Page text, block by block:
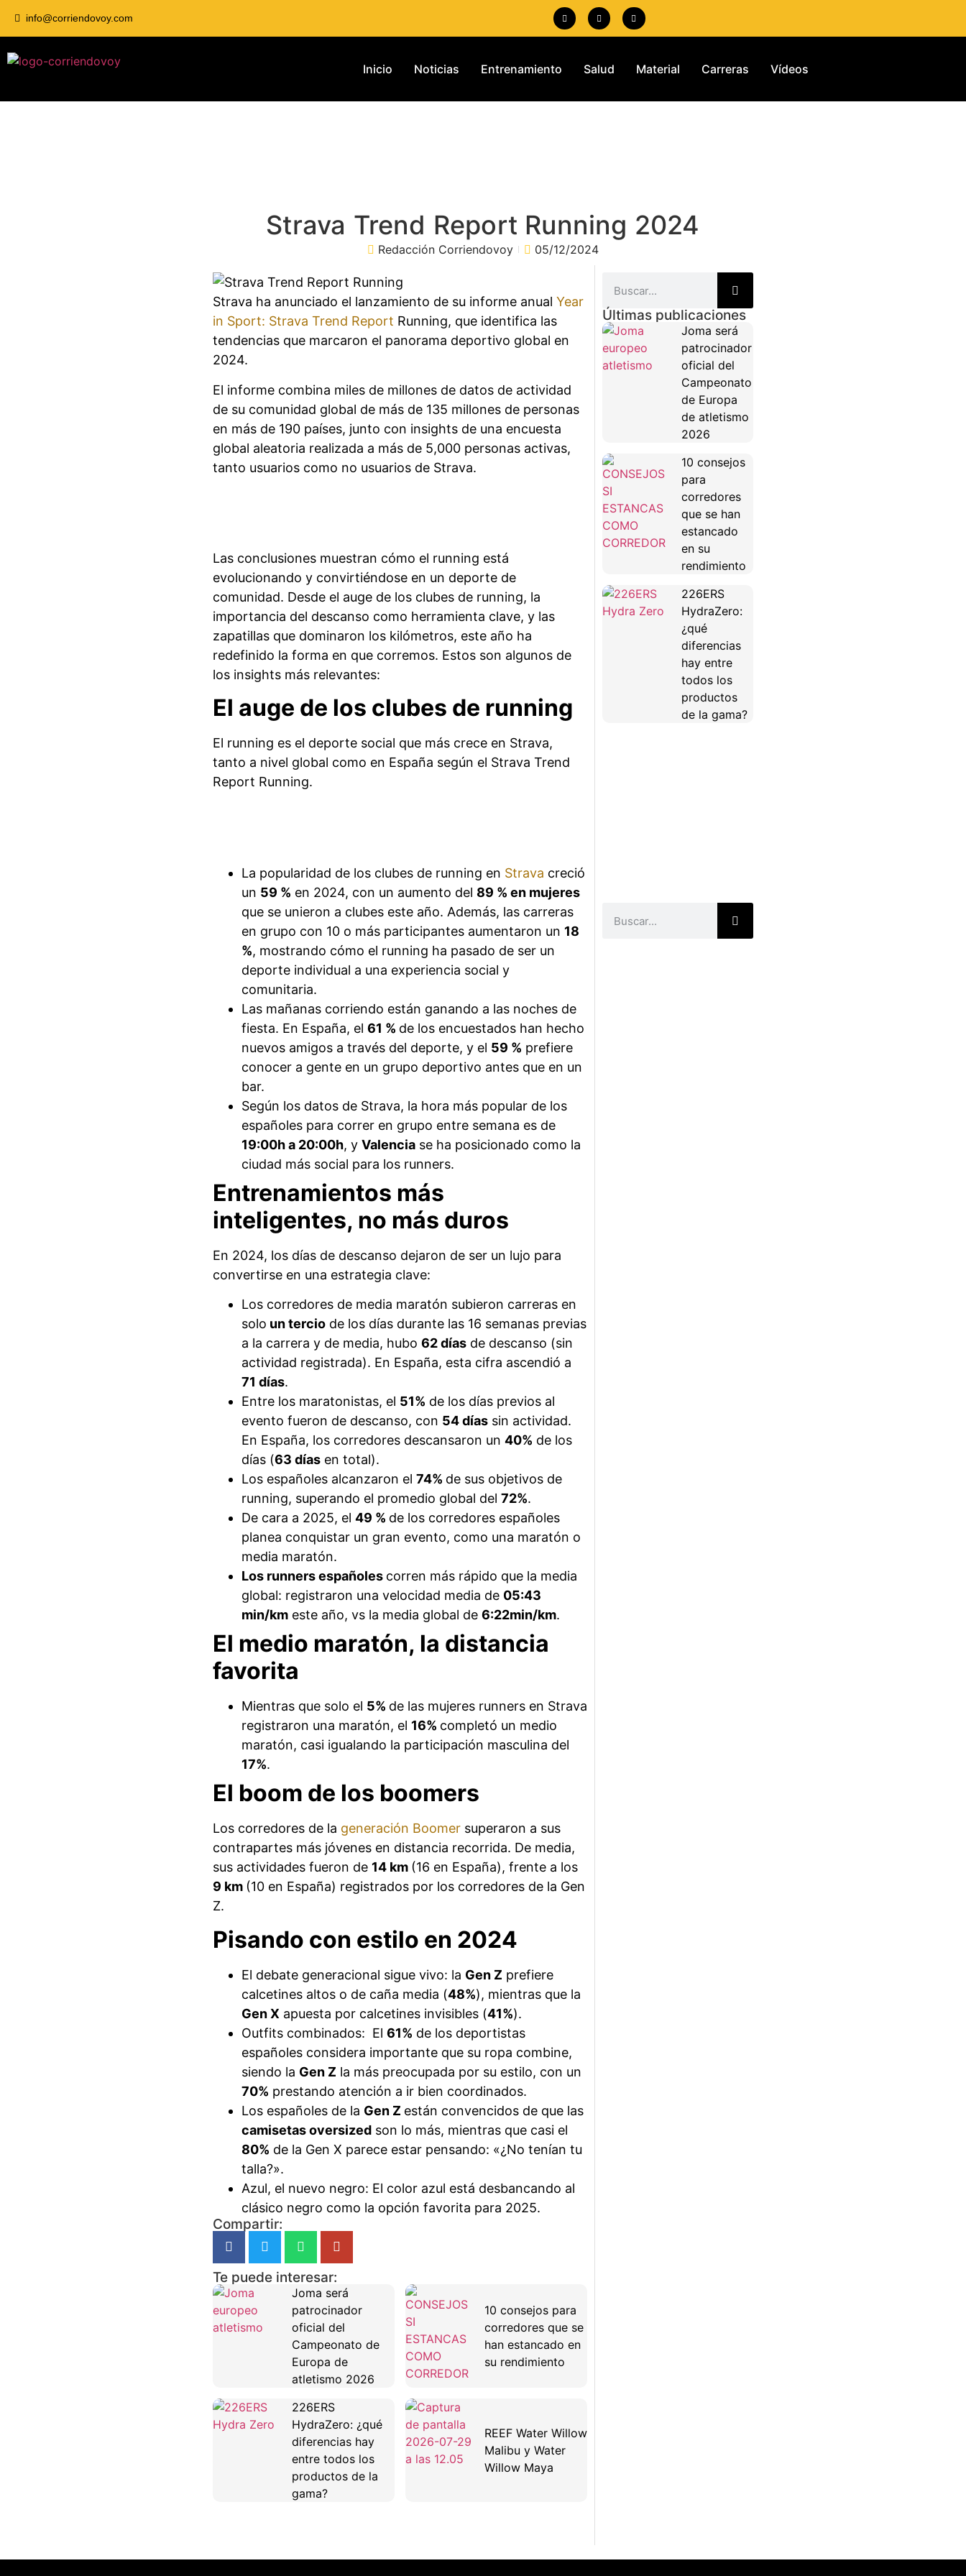
info@corriendovoy.com
Inicio Noticias Entrenamiento Salud Material Carreras Vídeos
Strava Trend Report Running 2024
Redacción Corriendovoy 05/12/2024
Strava ha anunciado el lanzamiento de su informe anual Year
in Sport: Strava Trend Report Running, que identifica las
tendencias que marcaron el panorama deportivo global en
2024.
El informe combina miles de millones de datos de actividad
de su comunidad global de más de 135 millones de personas
en más de 190 países, junto con insights de una encuesta
global aleatoria realizada a más de 5,000 personas activas,
tanto usuarios como no usuarios de Strava.
Las conclusiones muestran cómo el running está
evolucionando y convirtiéndose en un deporte de
comunidad. Desde el auge de los clubes de running, la
importancia del descanso como herramienta clave, y las
zapatillas que dominaron los kilómetros, este año ha
redefinido la forma en que corremos. Estos son algunos de
los insights más relevantes:
El auge de los clubes de running
El running es el deporte social que más crece en Strava,
tanto a nivel global como en España según el Strava Trend
Report Running.
La popularidad de los clubes de running en Strava creció
un 59 % en 2024, con un aumento del 89 % en mujeres
que se unieron a clubes este año. Además, las carreras
en grupo con 10 o más participantes aumentaron un 18
%, mostrando cómo el running ha pasado de ser un
deporte individual a una experiencia social y
comunitaria.
Las mañanas corriendo están ganando a las noches de
fiesta. En España, el 61 % de los encuestados han hecho
nuevos amigos a través del deporte, y el 59 % prefiere
conocer a gente en un grupo deportivo antes que en un
bar.
Según los datos de Strava, la hora más popular de los
españoles para correr en grupo entre semana es de
19:00h a 20:00h, y Valenciase ha posicionado como la
ciudad más social para los runners.
Entrenamientos más
inteligentes, no más duros
En 2024, los días de descanso dejaron de ser un lujo para
convertirse en una estrategia clave:
Los corredores de media maratón subieron carreras en
solo un terciode los días durante las 16 semanas previas
a la carrera y de media, hubo 62 díasde descanso (sin
actividad registrada). En España, esta cifra ascendió a
71 días.
Entre los maratonistas, el 51% de los días previos al
evento fueron de descanso, con 54 díassin actividad.
En España, los corredores descansaron un 40% de los
días (63 díasen total).
Los españoles alcanzaron el 74% de sus objetivos de
running, superando el promedio global del 72%.
De cara a 2025, el 49 % de los corredores españoles
planea conquistar un gran evento, como una maratón o
media maratón.
Los runners españoles corren más rápido que la media
global: registraron una velocidad media de 05:43
min/kmeste año, vs la media global de 6:22min/km.
El medio maratón, la distancia
favorita
Mientras que solo el 5% de las mujeres runners en Strava
registraron una maratón, el 16% completó un medio
maratón, casi igualando la participación masculina del
17%.
El boom de los boomers
Los corredores de la generación Boomersuperaron a sus
contrapartes más jóvenes en distancia recorrida. De media,
sus actividades fueron de 14 km (16 en España), frente a los
9 km (10 en España) registrados por los corredores de la Gen
Z.
Pisando con estilo en 2024
El debate generacional sigue vivo: la Gen Z prefiere
calcetines altos o de caña media (48%), mientras que la
Gen X apuesta por calcetines invisibles (41%).
Outfits combinados: El 61% de los deportistas
españoles considera importante que su ropa combine,
siendo la Gen Z la más preocupada por su estilo, con un
70% prestando atención a ir bien coordinados.
Los españoles de la Gen Z están convencidos de que las
camisetas oversizedson lo más, mientras que casi el
80% de la Gen X parece estar pensando: «¿No tenían tu
talla?».
Azul, el nuevo negro: El color azul está desbancando al
clásico negro como la opción favorita para 2025.
Compartir:
Te puede interesar:
Joma será
patrocinador
oficial del
Campeonato de
Europa de
atletismo 2026
10 consejos para
corredores que se
han estancado en
su rendimiento
226ERS
HydraZero: ¿qué
diferencias hay
entre todos los
productos de la
gama?
REEF Water Willow
Malibu y Water
Willow Maya
Últimas publicaciones
Joma será
patrocinador
oficial del
Campeonato
de Europa
de atletismo
2026
10 consejos
para
corredores
que se han
estancado
en su
rendimiento
226ERS
HydraZero:
¿qué
diferencias
hay entre
todos los
productos
de la gama?